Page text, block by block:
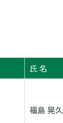
氏 名
福島 晃久